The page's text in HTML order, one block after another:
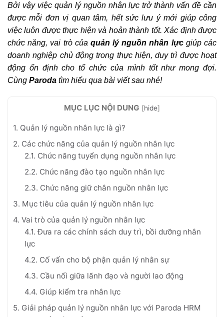
Bởi vậy việc quản lý nguồn nhân lực trở thành vấn đề cần
được mỗi đơn vị quan tâm, hết sức lưu ý mới giúp công
việc luôn được thực hiện và hoản thành tốt. Xác định được
chức năng, vai trò của quản lý nguồn nhân lựcgiúp các
doanh nghiệp chủ động trong thực hiện, duy trì được hoạt
động ổn định cho tổ chức của mình tốt như mong đợi.
Cùng Paroda tìm hiểu qua bài viết sau nhé!
MỤC LỤC NỘI DUNG [hide]
1. Quản lý nguồn nhân lực là gì?
2. Các chức năng của quản lý nguồn nhân lực
2.1. Chức năng tuyển dụng nguồn nhân lực
2.2. Chức năng đào tạo nguồn nhân lực
2.3. Chức năng giữ chân nguồn nhân lực
3. Mục tiêu của quản lý nguồn nhân lực
4. Vai trò của quản lý nguồn nhân lực
4.1. Đưa ra các chính sách duy trì, bồi dưỡng nhân
lực
4.2. Cố vấn cho bộ phận quản lý nhân sự
4.3. Cầu nối giữa lãnh đạo và người lao động
4.4. Giúp kiểm tra nhân lực
5. Giải pháp quản lý nguồn nhân lực với Paroda HRM